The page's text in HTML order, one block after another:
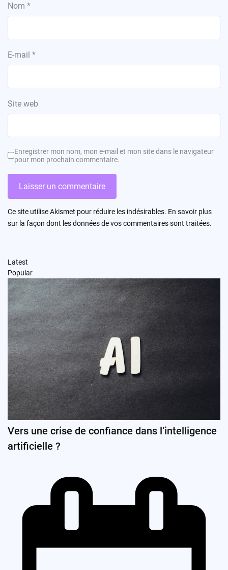
Nom *
E-mail *
Site web
Enregistrer mon nom, mon e-mail et mon site dans le navigateur
pour mon prochain commentaire.
Ce site utilise Akismet pour réduire les indésirables. En savoir plus
sur la façon dont les données de vos commentaires sont traitées.
Latest
Popular
Vers une crise de confiance dans l’intelligence
artificielle ?